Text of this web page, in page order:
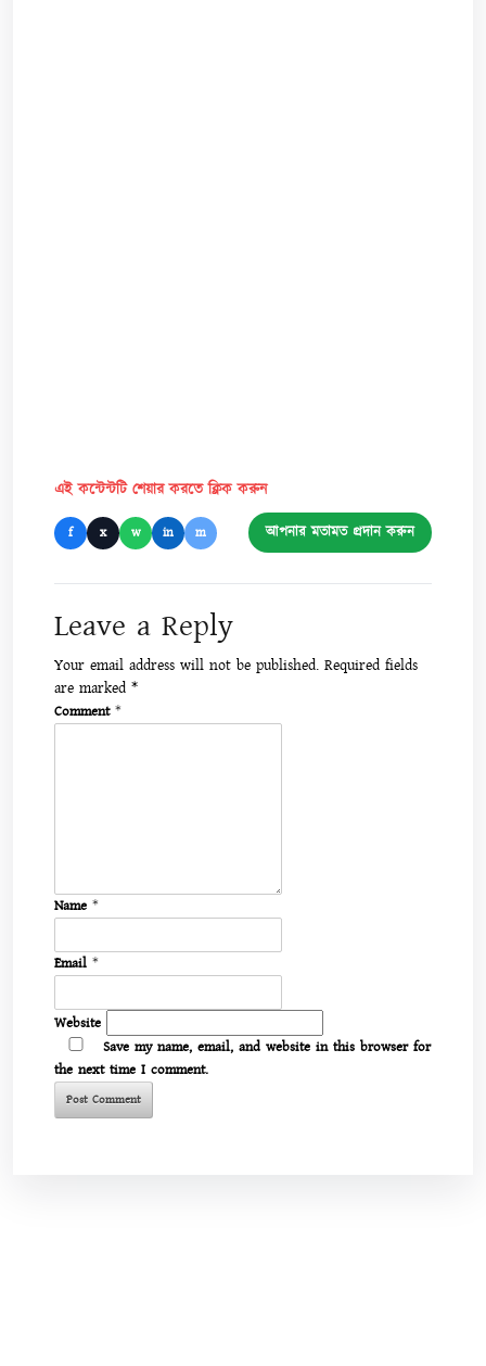
এই কন্টেন্টটি শেয়ার করতে ক্লিক করুন
f x w in m আপনার মতামত প্রদান করুন
Leave a Reply
Your email address will not be published. Required fields
are marked *
Comment *
Name *
Email *
Website
Save my name, email, and website in this browser for
the next time I comment.